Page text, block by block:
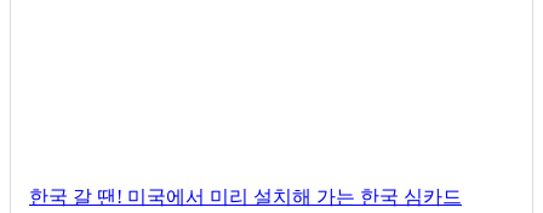
한국 갈 땐! 미국에서 미리 설치해 가는 한국 심카드